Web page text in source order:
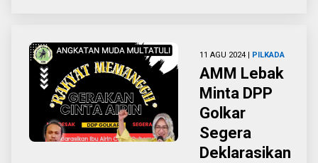
11 AGU 2024 | PILKADA
AMM Lebak
Minta DPP
Golkar
Segera
Deklarasikan